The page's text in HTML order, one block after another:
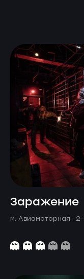
Заражение
м. Авиамоторная · 2-